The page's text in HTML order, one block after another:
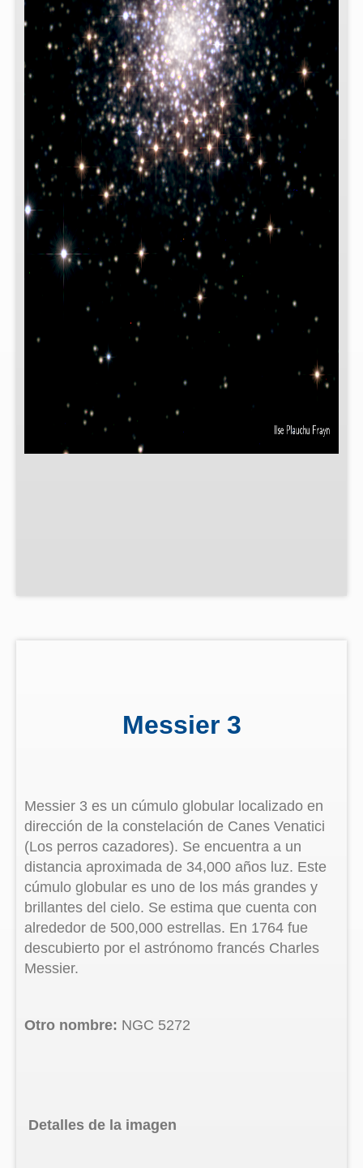
Messier 3
Messier 3 es un cúmulo globular localizado en
dirección de la constelación de Canes Venatici
(Los perros cazadores). Se encuentra a un
distancia aproximada de 34,000 años luz. Este
cúmulo globular es uno de los más grandes y
brillantes del cielo. Se estima que cuenta con
alrededor de 500,000 estrellas. En 1764 fue
descubierto por el astrónomo francés Charles
Messier.
Otro nombre: NGC 5272
Detalles de la imagen